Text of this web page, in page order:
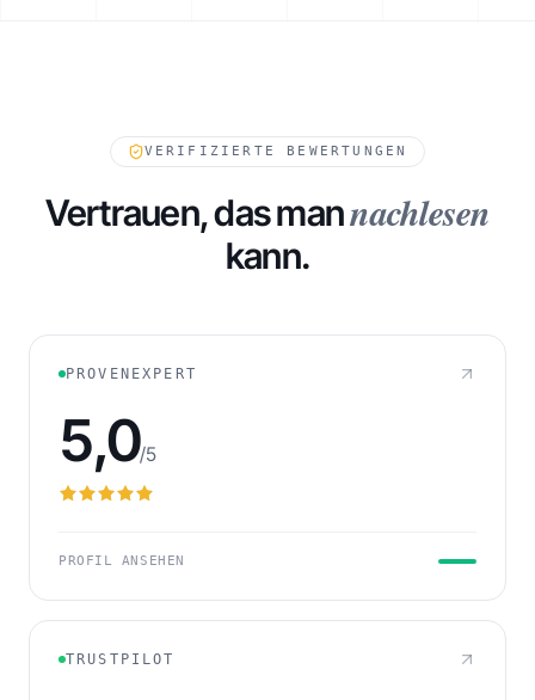
FORDERUNGEN IN WARTESTELLUNG
VERIFIZIERTE BEWERTUNGEN
Vertrauen, das mannachlesen
kann.
PROVENEXPERT
5,0/5
PROFIL ANSEHEN
TRUSTPILOT